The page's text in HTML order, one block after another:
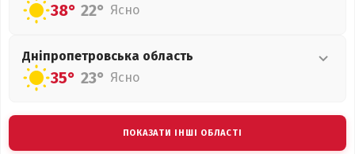
38° 22° Ясно
Дніпропетровська область
35° 23° Ясно
ПОКАЗАТИ ІНШІ ОБЛАСТІ